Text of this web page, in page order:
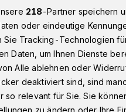
Von der Heydt-
218-Partner speichern
oder eindeutige
Sie Tracking-Technologien
Daten, um Ihnen Dienste
Alle ablehnen oder
deaktiviert sind, sind
so relevant für Sie. Sie
zu ändern oder Ihre